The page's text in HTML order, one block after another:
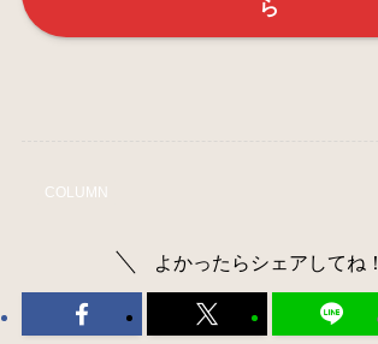
ら
COLUMN
よかったらシェアしてね！